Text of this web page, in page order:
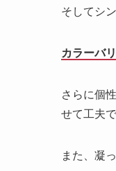
そしてシ
カラーバ
さらに個
せて工夫
また、凝